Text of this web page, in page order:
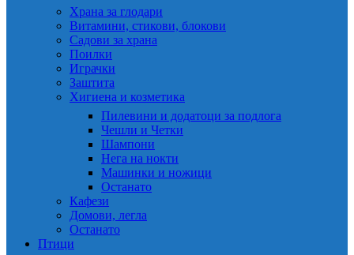
Храна за глодари
Витамини, стикови, блокови
Садови за храна
Поилки
Играчки
Заштита
Хигиена и козметика
Пилевини и додатоци за подлога
Чешли и Четки
Шампони
Нега на нокти
Машинки и ножици
Останато
Кафези
Домови, легла
Останато
Птици